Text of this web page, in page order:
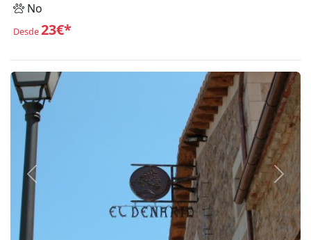
No
Desde23€*
Anterior